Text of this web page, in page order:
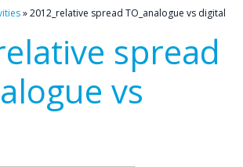
»2012_relative spread TO_analogue vs digital
spread
vs